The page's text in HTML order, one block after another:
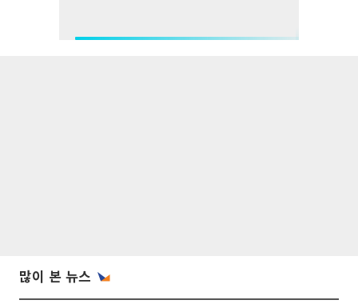
많이 본 뉴스